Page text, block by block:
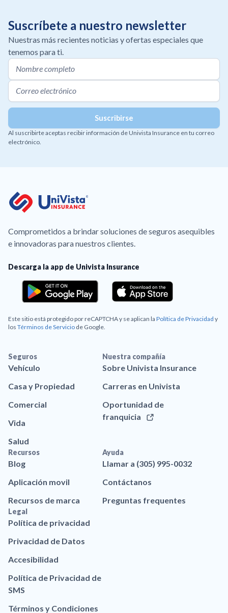
Suscríbete a nuestro newsletter
Nuestras más recientes noticias y ofertas especiales que
tenemos para ti.
Al suscribirte aceptas recibir información de Univista Insurance en tu correo
electrónico.
Comprometidos a brindar soluciones de seguros asequibles
e innovadoras para nuestros clientes.
Descarga la app de Univista Insurance
Este sitio está protegido por reCAPTCHA y se aplican la Política de Privacidad y
los Términos de Servicio de Google.
Seguros
Vehículo
Casa y Propiedad
Comercial
Vida
Salud
Nuestra compañía
Sobre Univista Insurance
Carreras en Univista
Oportunidad de
franquicia
Recursos
Blog
Aplicación movil
Recursos de marca
Ayuda
Llamar a (305) 995-0032
Contáctanos
Preguntas frequentes
Legal
Política de privacidad
Privacidad de Datos
Accesibilidad
Política de Privacidad de
SMS
Términos y Condiciones